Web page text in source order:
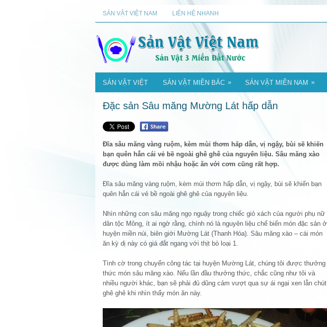
SẢN VẬT VIỆT NAM LIÊN HỆ NHANH
SẢN VẬT VIỆT SẢN VẬT MIỀN BẮC » SẢN VẬT MIỀN NAM »
Đặc sản Sâu măng Mường Lát hấp dẫn
Đĩa sâu măng vàng ruộm, kèm mùi thơm hấp dẫn, vị ngậy, bùi sẽ khiến
bạn quên hẳn cái vẻ bề ngoài ghê ghê của nguyên liệu. Sâu măng xào
được dùng làm mồi nhậu hoặc ăn với cơm cũng rất hợp.
Đĩa sâu măng vàng ruộm, kèm mùi thơm hấp dẫn, vị ngậy, bùi sẽ khiến bạn
quên hẳn cái vẻ bề ngoài ghê ghê của nguyên liệu.
Nhìn những con sâu măng ngọ nguậy trong chiếc giỏ xách của người phụ nữ
dân tộc Mông, ít ai ngờ rằng, chính nó là nguyên liệu chế biến món đặc sản ở
huyện miền núi, biên giới Mường Lát (Thanh Hóa). Sâu măng xào – cái món
ăn kỳ dị này có giá đắt ngang với thịt bò loại 1.
Tình cờ trong chuyến công tác tại huyện Mường Lát, chúng tôi được thưởng
thức món sâu măng xào. Nếu lần đầu thưởng thức, chắc cũng như tôi và
nhiều người khác, bạn sẽ phải đủ dũng cảm vượt qua sự ái ngại xen lẫn chút
ghê ghê khi nhìn thấy món ăn này.